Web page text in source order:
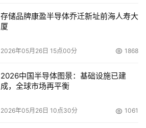
存储品牌康盈半导体乔迁新址前海人寿大
厦
2026年05月26日 15点00分 1868
2026中国半导体图景：基础设施已建
成，全球市场再平衡
2026年05月26日 10点30分 1061